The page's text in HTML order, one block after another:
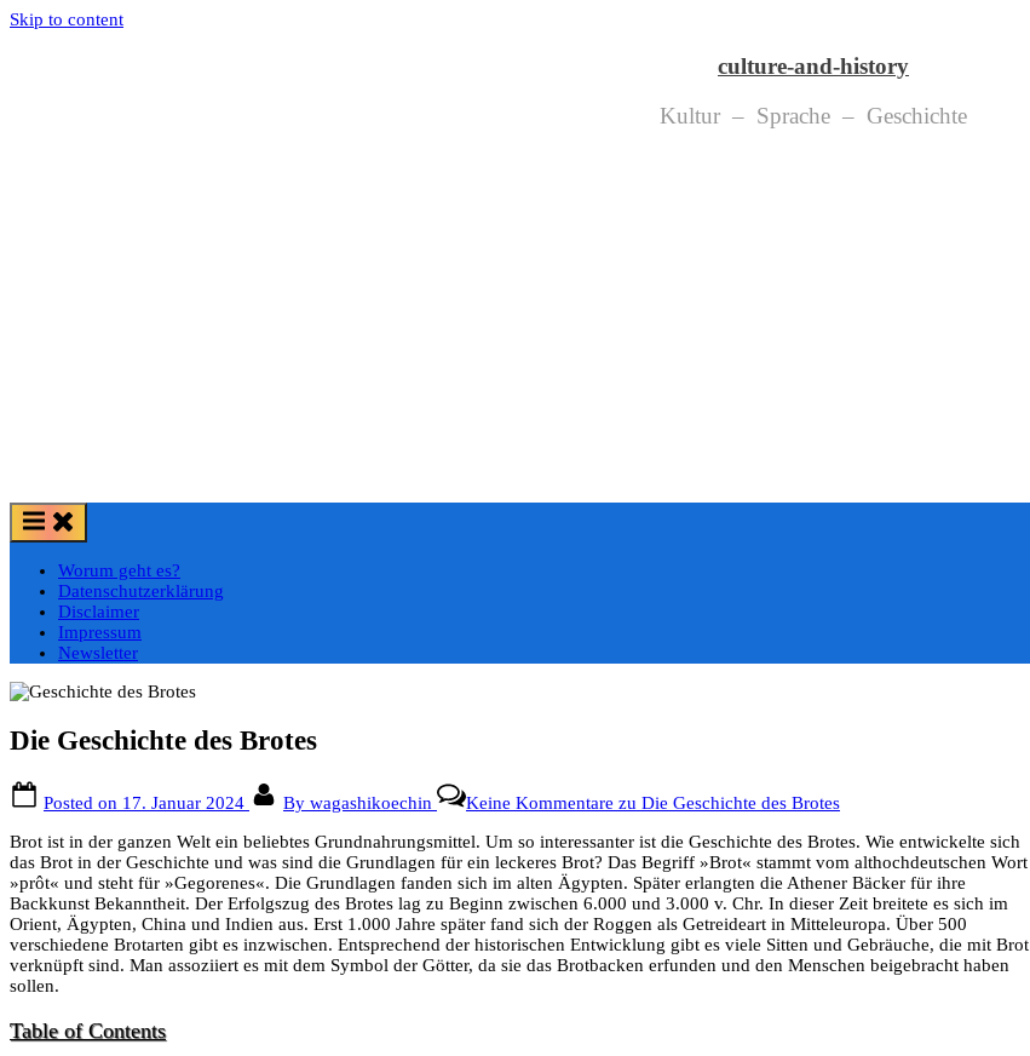
Skip to content
culture-and-history
Kultur – Sprache – Geschichte
Worum geht es?
Datenschutzerklärung
Disclaimer
Impressum
Newsletter
Die Geschichte des Brotes
Posted on 17. Januar 2024 By wagashikoechin Keine Kommentare zu Die Geschichte des Brotes
Brot ist in der ganzen Welt ein beliebtes Grundnahrungsmittel. Um so interessanter ist die Geschichte des Brotes. Wie entwickelte sich
das Brot in der Geschichte und was sind die Grundlagen für ein leckeres Brot? Das Begriff »Brot« stammt vom althochdeutschen Wort
»prôt« und steht für »Gegorenes«. Die Grundlagen fanden sich im alten Ägypten. Später erlangten die Athener Bäcker für ihre
Backkunst Bekanntheit. Der Erfolgszug des Brotes lag zu Beginn zwischen 6.000 und 3.000 v. Chr. In dieser Zeit breitete es sich im
Orient, Ägypten, China und Indien aus. Erst 1.000 Jahre später fand sich der Roggen als Getreideart in Mitteleuropa. Über 500
verschiedene Brotarten gibt es inzwischen. Entsprechend der historischen Entwicklung gibt es viele Sitten und Gebräuche, die mit Brot
verknüpft sind. Man assoziiert es mit dem Symbol der Götter, da sie das Brotbacken erfunden und den Menschen beigebracht haben
sollen.
Table of Contents